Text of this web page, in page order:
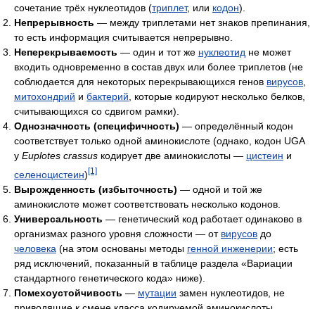
сочетание трёх нуклеотидов (триплет, или кодон).
Непрерывность — между триплетами нет знаков препинания,
то есть информация считывается непрерывно.
Неперекрываемость — один и тот же нуклеотид не может
входить одновременно в состав двух или более триплетов (не
соблюдается для некоторых перекрывающихся генов вирусов,
митохондрий и бактерий, которые кодируют несколько белков,
считывающихся со сдвигом рамки).
Однозначность (специфичность) — определённый кодон
соответствует только одной аминокислоте (однако, кодон UGA
у Euplotes crassus кодирует две аминокислоты — цистеин и
селеноцистеин) [1]
Вырожденность (избыточность) — одной и той же
аминокислоте может соответствовать несколько кодонов.
Универсальность — генетический код работает одинаково в
организмах разного уровня сложности — от вирусов до
человека (на этом основаны методы генной инженерии; есть
ряд исключений, показанный в таблице раздела «Вариации
стандартного генетического кода» ниже).
Помехоустойчивость — мутации замен нуклеотидов, не